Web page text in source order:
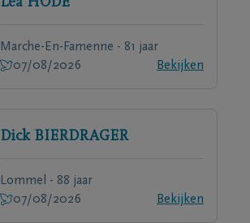
Léa HODE
Marche-En-Famenne - 81 jaar
07/08/2026
Bekijken
Dick BIERDRAGER
Lommel - 88 jaar
07/08/2026
Bekijken